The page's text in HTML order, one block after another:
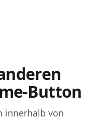
Button
innerhalb von